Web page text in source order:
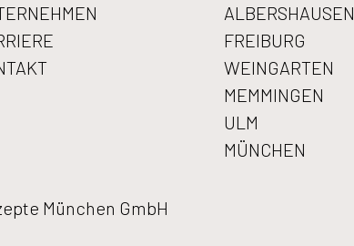
ALBERSHAUSEN
FREIBURG
WEINGARTEN
MEMMINGEN
ULM
MÜNCHEN
München GmbH